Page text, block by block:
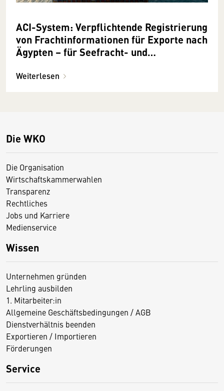
ACI-System: Verpflichtende Registrierung
von Frachtinformationen für Exporte nach
Ägypten – für Seefracht- und
Weiterlesen
Die WKO
Die Organisation
Wirtschaftskammerwahlen
Transparenz
Rechtliches
Jobs und Karriere
Medienservice
Wissen
Unternehmen gründen
Lehrling ausbilden
1. Mitarbeiter:in
Allgemeine Geschäftsbedingungen / AGB
Dienstverhältnis beenden
Exportieren / Importieren
Förderungen
Service